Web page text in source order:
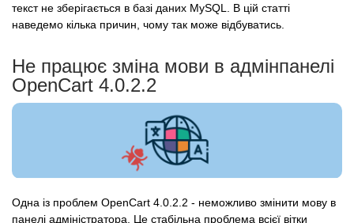
текст не зберігається в базі даних MySQL. В цій статті
наведемо кілька причин, чому так може відбуватись.
Не працює зміна мови в адмінпанелі
OpenCart 4.0.2.2
Одна із проблем OpenCart 4.0.2.2 - неможливо змінити мову в
панелі адміністратора. Це стабільна проблема всієї вітки